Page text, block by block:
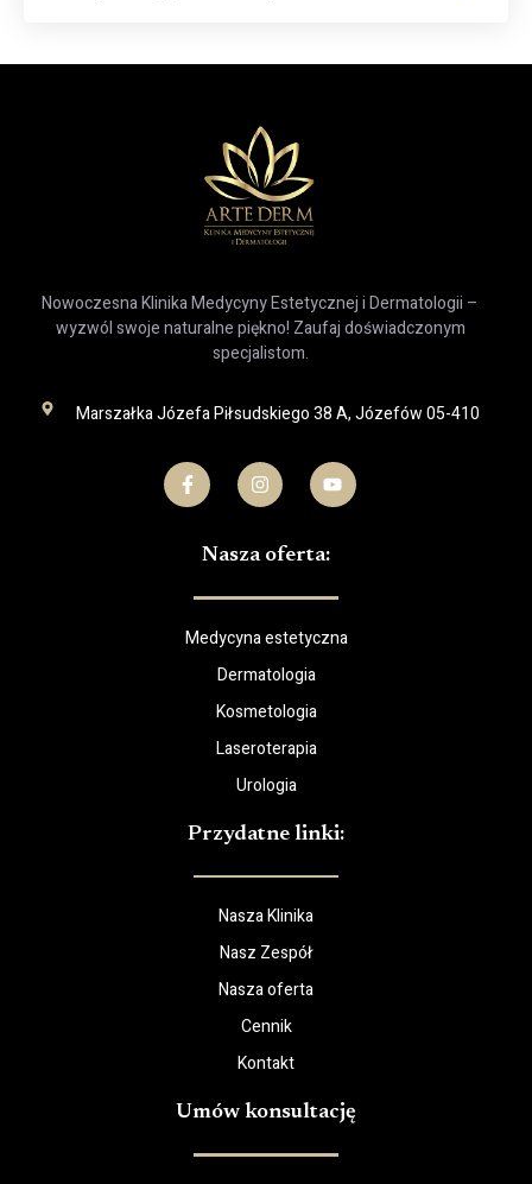
Nowoczesna Klinika Medycyny Estetycznej i Dermatologii –
wyzwól swoje naturalne piękno! Zaufaj doświadczonym
specjalistom.
Marszałka Józefa Piłsudskiego 38 A, Józefów 05-410
Nasza oferta:
Medycyna estetyczna
Dermatologia
Kosmetologia
Laseroterapia
Urologia
Przydatne linki:
Nasza Klinika
Nasz Zespół
Nasza oferta
Cennik
Kontakt
Umów konsultację